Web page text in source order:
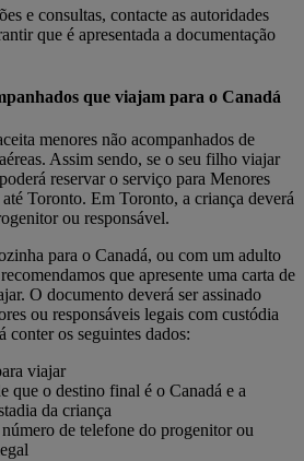
e consultas, contacte as autoridades
que é apresentada a documentação
que viajam para o Canadá
menores não acompanhados de
Assim sendo, se o seu filho viajar
reservar o serviço para Menores
Toronto. Em Toronto, a criança deverá
ou responsável.
para o Canadá, ou com um adulto
que apresente uma carta de
O documento deverá ser assinado
ou responsáveis legais com custódia
conter os seguintes dados:
viajar
que o destino final é o Canadá e a
da criança
de telefone do progenitor ou